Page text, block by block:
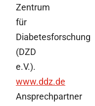
Zentrum
für
Diabetesforschung
(DZD
e.V.).
www.ddz.de
Ansprechpartner